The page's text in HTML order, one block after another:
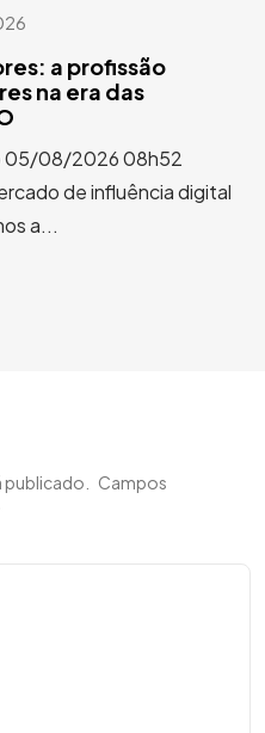
a profissão
na era das
05/08/2026 08h52
de influência digital
a...
publicado.
Campos